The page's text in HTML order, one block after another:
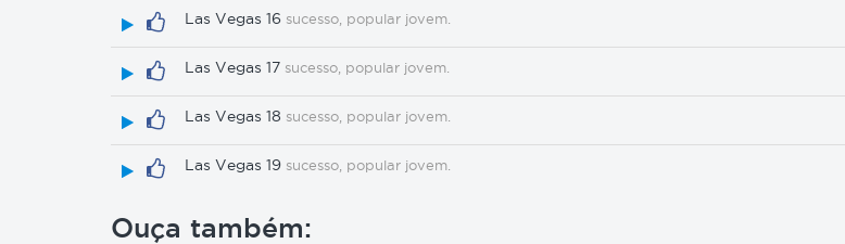
Las Vegas 16 sucesso, popular jovem.
Las Vegas 17 sucesso, popular jovem.
Las Vegas 18 sucesso, popular jovem.
Las Vegas 19 sucesso, popular jovem.
Ouça também: